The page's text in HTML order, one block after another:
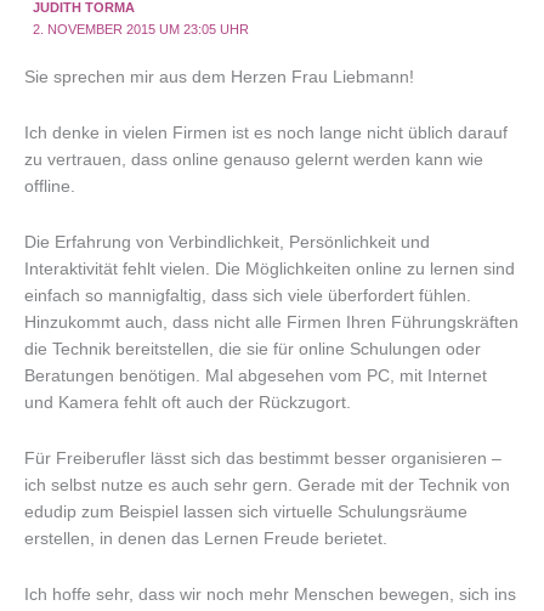
JUDITH TORMA
2. NOVEMBER 2015 UM 23:05 UHR
Sie sprechen mir aus dem Herzen Frau Liebmann!
Ich denke in vielen Firmen ist es noch lange nicht üblich darauf
zu vertrauen, dass online genauso gelernt werden kann wie
offline.
Die Erfahrung von Verbindlichkeit, Persönlichkeit und
Interaktivität fehlt vielen. Die Möglichkeiten online zu lernen sind
einfach so mannigfaltig, dass sich viele überfordert fühlen.
Hinzukommt auch, dass nicht alle Firmen Ihren Führungskräften
die Technik bereitstellen, die sie für online Schulungen oder
Beratungen benötigen. Mal abgesehen vom PC, mit Internet
und Kamera fehlt oft auch der Rückzugort.
Für Freiberufler lässt sich das bestimmt besser organisieren –
ich selbst nutze es auch sehr gern. Gerade mit der Technik von
edudip zum Beispiel lassen sich virtuelle Schulungsräume
erstellen, in denen das Lernen Freude berietet.
Ich hoffe sehr, dass wir noch mehr Menschen bewegen, sich ins